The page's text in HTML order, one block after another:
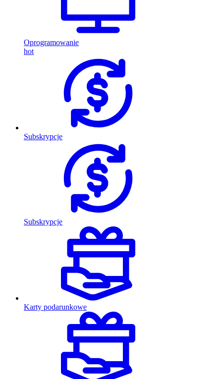
Oprogramowanie
hot
Subskrypcje
Subskrypcje
Karty podarunkowe